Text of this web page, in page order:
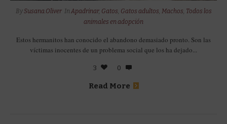
By Susana.Oliver In Apadrinar, Gatos Gatos adultos Machos Todos los
animales en adopción
Estos hermanitos han conocido el abandono demasiado pronto. Son las
víctimas inocentes de un problema social que los ha dejado...
3 0
Read More